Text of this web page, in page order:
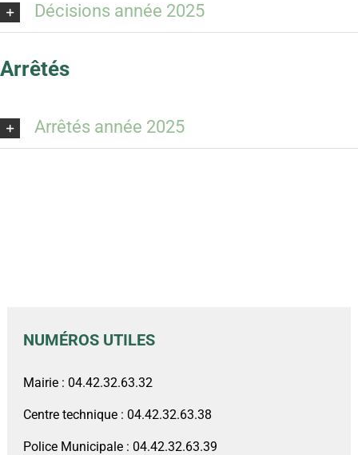
Décisions année 2025
Arrêtés
Arrêtés année 2025
NUMÉROS UTILES
Mairie : 04.42.32.63.32
Centre technique : 04.42.32.63.38
Police Municipale : 04.42.32.63.39